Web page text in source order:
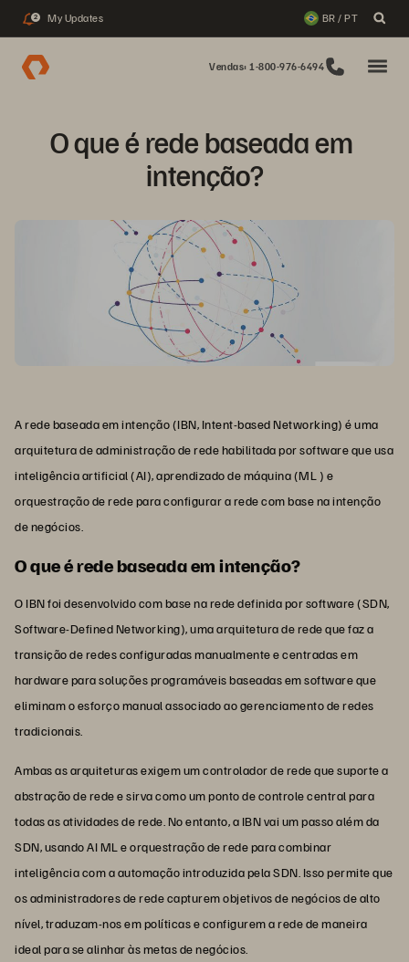
2 My Updates BR / PT
Vendas: 1-800-976-6494
O que é rede baseada em
intenção?
A rede baseada em intenção (IBN, Intent-based Networking) é uma
arquitetura de administração de rede habilitada por software que usa
inteligência artificial (AI), aprendizado de máquina (ML ) e
orquestração de rede para configurar a rede com base na intenção
de negócios.
O que é rede baseada em intenção?
O IBN foi desenvolvido com base na rede definida por software (SDN,
Software-Defined Networking), uma arquitetura de rede que faz a
transição de redes configuradas manualmente e centradas em
hardware para soluções programáveis baseadas em software que
eliminam o esforço manual associado ao gerenciamento de redes
tradicionais.
Ambas as arquiteturas exigem um controlador de rede que suporte a
abstração de rede e sirva como um ponto de controle central para
todas as atividades de rede. No entanto, a IBN vai um passo além da
SDN, usando AI ML e orquestração de rede para combinar
inteligência com a automação introduzida pela SDN. Isso permite que
os administradores de rede capturem objetivos de negócios de alto
nível, traduzam-nos em políticas e configurem a rede de maneira
ideal para se alinhar às metas de negócios.